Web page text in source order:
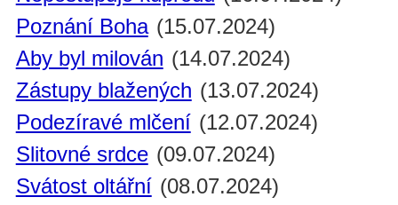
Poznání Boha (15.07.2024)
Aby byl milován (14.07.2024)
Zástupy blažených (13.07.2024)
Podezíravé mlčení (12.07.2024)
Slitovné srdce (09.07.2024)
Svátost oltářní (08.07.2024)